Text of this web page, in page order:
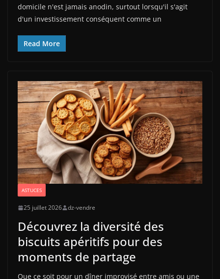
domicile n'est jamais anodin, surtout lorsqu'il s'agit
d'un investissement conséquent comme un
Read More
ASTUCES
25 juillet 2026 dz-vendre
Découvrez la diversité des
biscuits apéritifs pour des
moments de partage
Que ce soit pour un dîner improvisé entre amis ou une